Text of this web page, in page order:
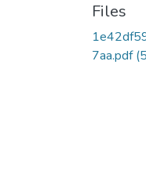
Files
7aa.pdf